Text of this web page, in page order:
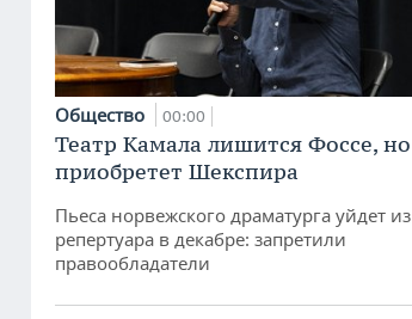
Общество 00:00
Театр Камала лишится Фоссе, но
приобретет Шекспира
Пьеса норвежского драматурга уйдет из
репертуара в декабре: запретили
правообладатели